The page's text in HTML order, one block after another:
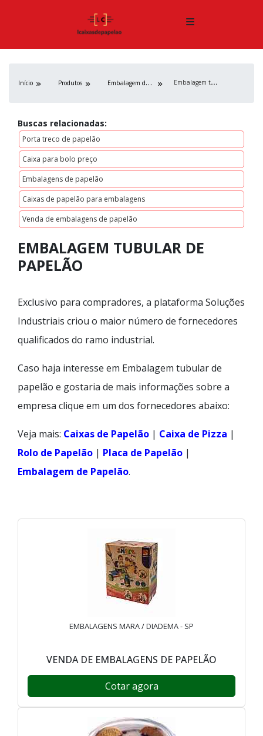
Início Produtos E
mbalagem de papelão E
mbalagem tubular de papelão
Buscas relacionadas:
Porta treco de papelão
Caixa para bolo preço
Embalagens de papelão
Caixas de papelão para embalagens
Venda de embalagens de papelão
EMBALAGEM TUBULAR DE
PAPELÃO
Exclusivo para compradores, a plataforma Soluções
Industriais criou o maior número de fornecedores
qualificados do ramo industrial.
Caso haja interesse em Embalagem tubular de
papelão e gostaria de mais informações sobre a
empresa clique em um dos fornecedores abaixo:
Veja mais: Caixas de Papelão | Caixa de Pizza |
Rolo de Papelão | Placa de Papelão |
Embalagem de Papelão.
EMBALAGENS MARA / DIADEMA - SP
VENDA DE EMBALAGENS DE PAPELÃO
Cotar agora